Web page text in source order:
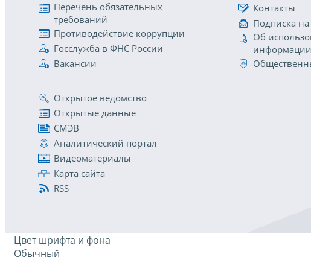
Перечень обязательных
требований
Противодействие коррупции
Госслужба в ФНС России
Вакансии
Контакты
Подписка
Об
информации
Открытое ведомство
Открытые данные
СМЭВ
Аналитический портал
Видеоматериалы
Карта сайта
RSS
Цвет шрифта и фона
Обычный